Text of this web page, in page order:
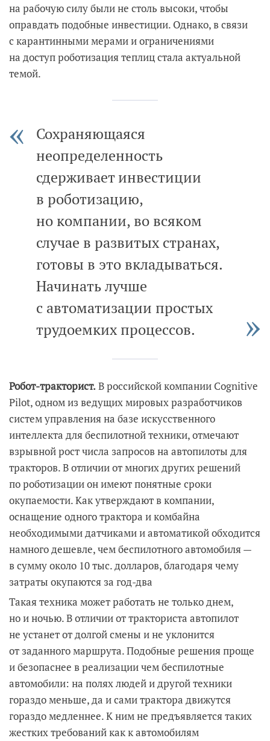
на рабочую силу были не столь высоки, чтобы
оправдать подобные инвестиции. Однако, в связи
с карантинными мерами и ограничениями
на доступ роботизация теплиц стала актуальной
темой.
Сохраняющаяся
неопределенность
сдерживает инвестиции
в роботизацию,
но компании, во всяком
случае в развитых странах,
готовы в это вкладываться.
Начинать лучше
с автоматизации простых
трудоемких процессов.
Робот-тракторист.В российской компании Cognitive
Pilot, одном из ведущих мировых разработчиков
систем управления на базе искусственного
интеллекта для беспилотной техники, отмечают
взрывной рост числа запросов на автопилоты для
тракторов. В отличии от многих других решений
по роботизации он имеют понятные сроки
окупаемости. Как утверждают в компании,
оснащение одного трактора и комбайна
необходимыми датчиками и автоматикой обходится
намного дешевле, чем беспилотного автомобиля —
в сумму около 10 тыс. долларов, благодаря чему
затраты окупаются за год-два
Такая техника может работать не только днем,
но и ночью. В отличии от тракториста автопилот
не устанет от долгой смены и не уклонится
от заданного маршрута. Подобные решения проще
и безопаснее в реализации чем беспилотные
автомобили: на полях людей и другой техники
гораздо меньше, да и сами трактора движутся
гораздо медленнее. К ним не предъявляется таких
жестких требований как к автомобилям